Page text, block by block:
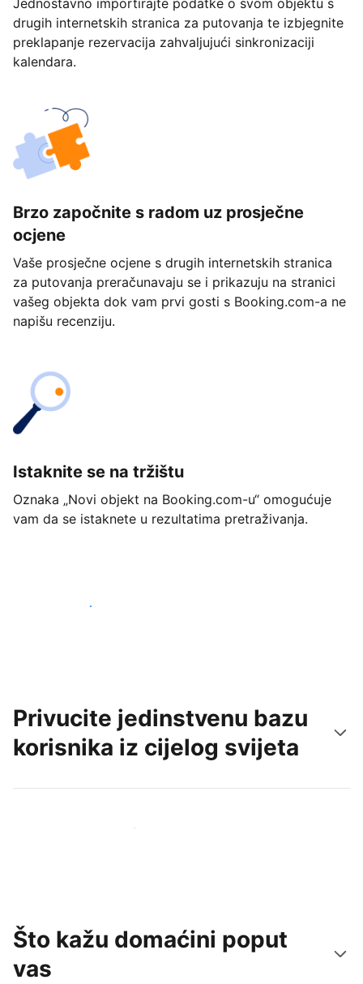
Jednostavno importirajte podatke o svom objektu s
drugih internetskih stranica za putovanja te izbjegnite
preklapanje rezervacija zahvaljujući sinkronizaciji
kalendara.
Brzo započnite s radom uz prosječne
ocjene
Vaše prosječne ocjene s drugih internetskih stranica
za putovanja preračunavaju se i prikazuju na stranici
vašeg objekta dok vam prvi gosti s Booking.com-a ne
napišu recenziju.
Istaknite se na tržištu
Oznaka „Novi objekt na Booking.com-u“ omogućuje
vam da se istaknete u rezultatima pretraživanja.
Započnite već danas
Privucite jedinstvenu bazu
korisnika iz cijelog svijeta
Doprite do novih gostiju već danas
Što kažu domaćini poput
vas